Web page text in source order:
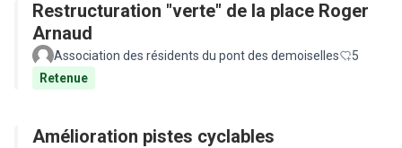
Restructuration "verte" de la place Roger
Arnaud
Association des résidents du pont des demoiselles
5
Retenue
Amélioration pistes cyclables